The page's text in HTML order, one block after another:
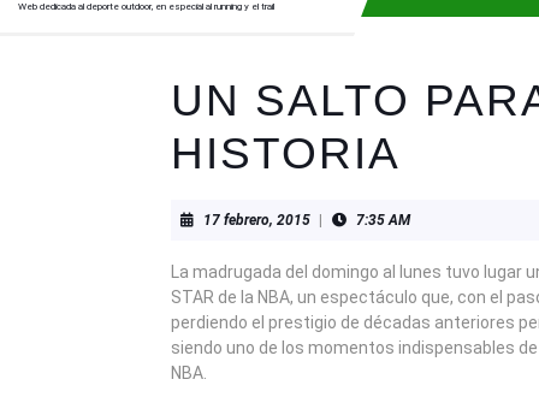
Web dedicada al deporte outdoor, en especial al running y el trail
UN SALTO
HISTORIA
17 febrero, 201517
2015
7:35 AM
La madrugada del domingo al lunes tuvo lugar
STAR de la NBA, un espectáculo que, con el
perdiendo el prestigio de décadas anteriores
siendo uno de los momentos indispensables
NBA.